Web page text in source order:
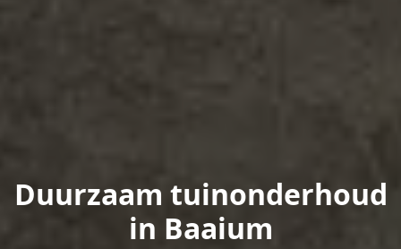
Duurzaam tuinonderhoud
in Baaium